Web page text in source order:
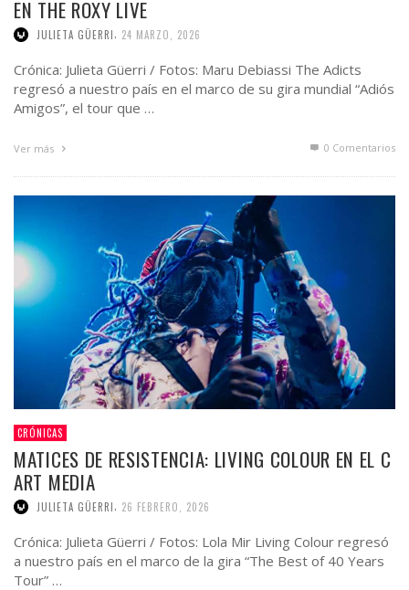
EN THE ROXY LIVE
JULIETA GÜERRI, 24 MARZO, 2026
Crónica: Julieta Güerri / Fotos: Maru Debiassi The Adicts
regresó a nuestro país en el marco de su gira mundial “Adiós
Amigos”, el tour que …
Ver más 0 Comentarios
CRÓNICAS
MATICES DE RESISTENCIA: LIVING COLOUR EN EL C
ART MEDIA
JULIETA GÜERRI 26 FEBRERO, 2026
Crónica: Julieta Güerri / Fotos: Lola Mir Living Colour regresó
a nuestro país en el marco de la gira “The Best of 40 Years
Tour” …